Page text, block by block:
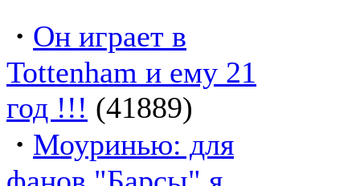
· Он играет в
Tottenham и ему 21
год !!! (41889)
· Моуринью: для